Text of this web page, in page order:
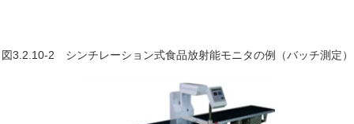
図3.2.10-2 シンチレーション式食品放射能モニタの例（バッチ測定）